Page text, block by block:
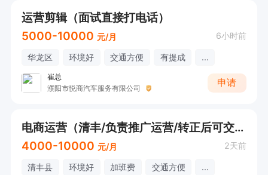
运营剪辑（面试直接打电话）
5000-10000 元/月 6小时前
华龙区 环境好 交通方便 有提成 ...
崔总
濮阳市悦商汽车服务有限公司
申请
电商运营（清丰/负责推广运营/转正后可交三险/公司福利待遇好/具体可以电话联系）
4000-10000 元/月 2天前
清丰县 环境好 加班费 交通方便 ...